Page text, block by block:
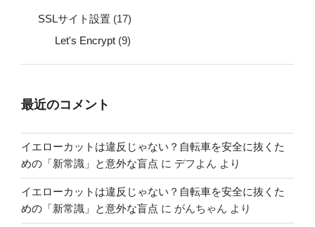
SSLサイト設置 (17)
Let's Encrypt (9)
最近のコメント
イエローカットは違反じゃない？自転車を安全に抜くた
めの「新常識」と意外な盲点 に デフよん より
イエローカットは違反じゃない？自転車を安全に抜くた
めの「新常識」と意外な盲点 に がんちゃん より